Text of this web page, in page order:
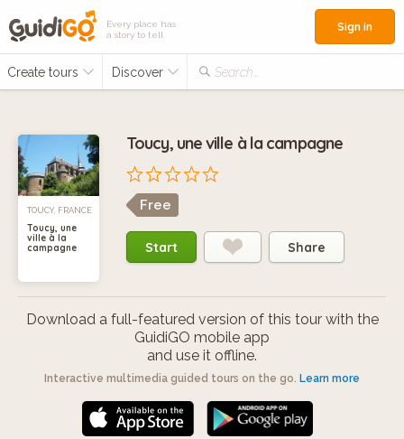
Every place has
a story to tell
Create tours Discover Search...
Sign in
TOUCY, FRANCE
Toucy, une
ville à la
campagne
Toucy, une ville à la campagne
Free
Start Share
Download a full-featured version of this tour with the
GuidiGO mobile app
and use it offline.
Interactive multimedia guided tours on the go. Learn more